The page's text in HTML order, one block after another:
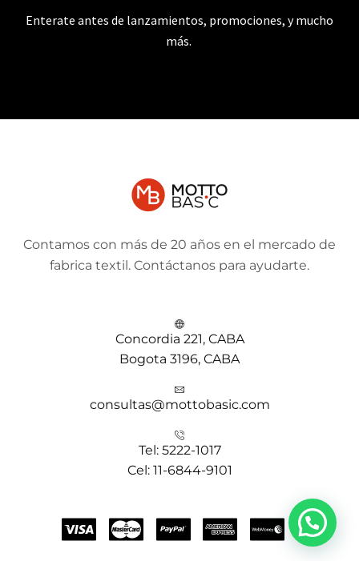
Enterate antes de lanzamientos, promociones, y mucho
más.
Contamos con más de 20 años en el mercado de
fabrica textil. Contáctanos para ayudarte.
Concordia 221, CABA
Bogota 3196, CABA
consultas@mottobasic.com
Tel: 5222-1017
Cel: 11-6844-9101